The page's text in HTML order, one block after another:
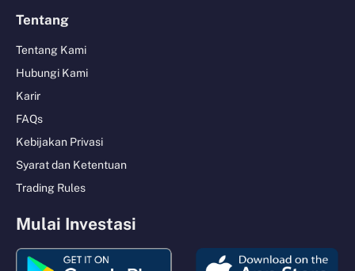
Tentang
Tentang Kami
Hubungi Kami
Karir
FAQs
Kebijakan Privasi
Syarat dan Ketentuan
Trading Rules
Mulai Investasi